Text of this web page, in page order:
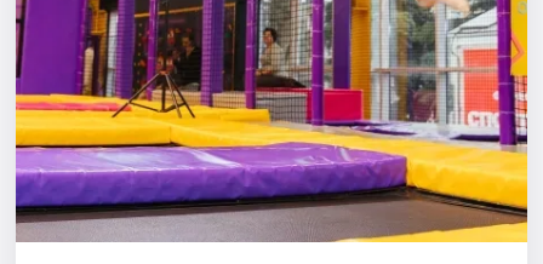
Рейтинги